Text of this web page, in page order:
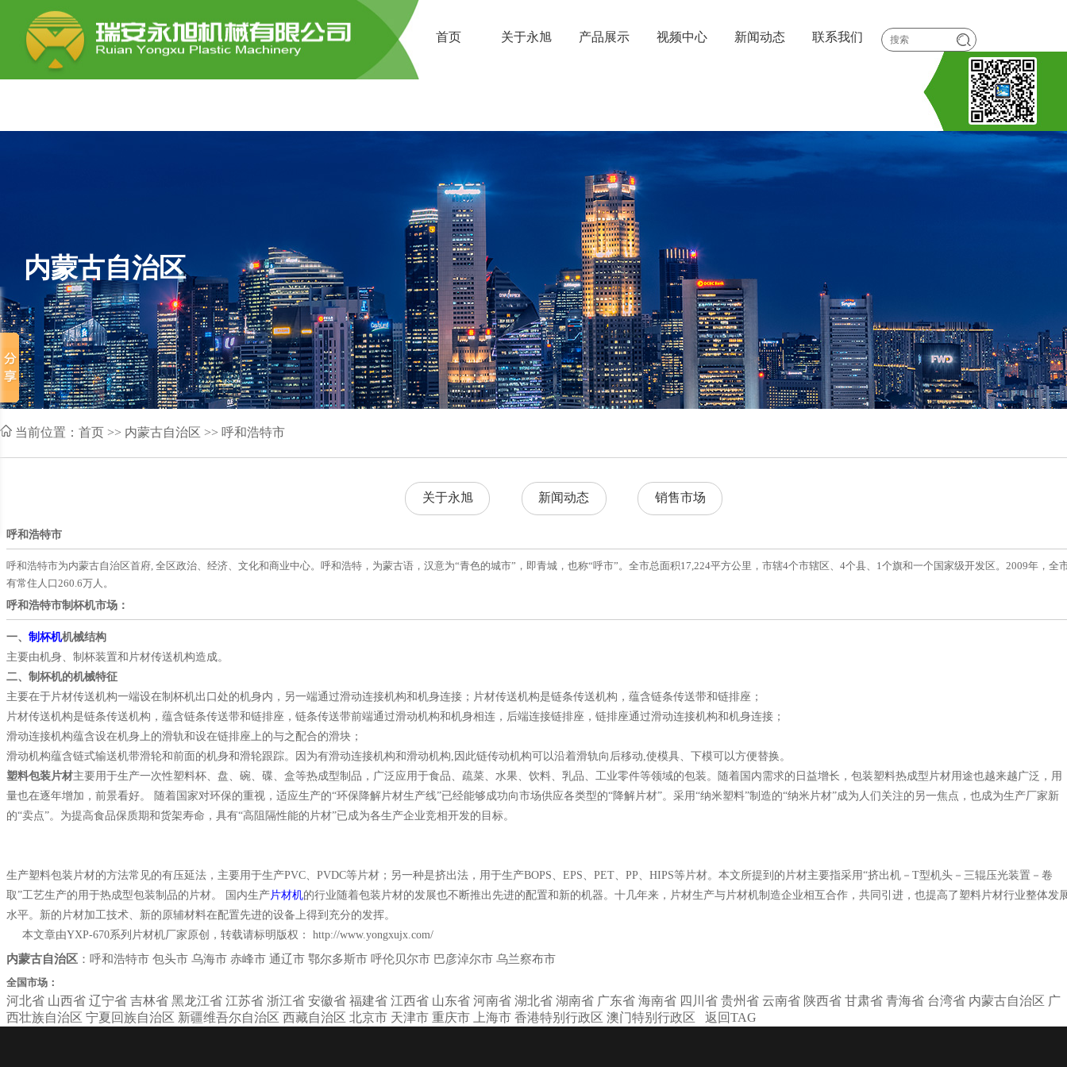
首页 关于永旭 产品展示 视频中心 新闻动态 联系我们
内蒙古自治区
当前位置： 首页 >> 内蒙古自治区 >> 呼和浩特市
关于永旭 新闻动态 销售市场
呼和浩特市
呼和浩特市为内蒙古自治区首府, 全区政治、经济、文化和商业中心。呼和浩特，为蒙古语，汉意为“青色的城市”，即青城，也称“呼市”。全市总面积17,224平方公里，市辖4个市辖区、4个县、1个旗和一个国家级开发区。2009年，全
有常住人口260.6万人。
呼和浩特市制杯机市场：
一、 制杯机机械结构
主要由机身、制杯装置和片材传送机构造成。
二、制杯机的机械特征
主要在于片材传送机构一端设在制杯机出口处的机身内，另一端通过滑动连接机构和机身连接；片材传送机构是链条传送机构，蕴含链条传送带和链排座；
片材传送机构是链条传送机构，蕴含链条传送带和链排座，链条传送带前端通过滑动机构和机身相连，后端连接链排座，链排座通过滑动连接机构和机身连接；
滑动连接机构蕴含设在机身上的滑轨和设在链排座上的与之配合的滑块；
滑动机构蕴含链式输送机带滑轮和前面的机身和滑轮跟踪。因为有滑动连接机构和滑动机构,因此链传动机构可以沿着滑轨向后移动,使模具、下模可以方便替换。
塑料包装片材主要用于生产一次性塑料杯、盘、碗、碟、盒等热成型制品，广泛应用于食品、疏菜、水果、饮料、乳品、工业零件等领域的包装。随着国内需求的日益增长，包装塑料热成型片材用途也越来越广泛，用
量也在逐年增加，前景看好。 随着国家对环保的重视，适应生产的“环保降解片材生产线”已经能够成功向市场供应各类型的“降解片材”。采用“纳米塑料”制造的“纳米片材”成为人们关注的另一焦点，也成为生产厂家新
的“卖点”。为提高食品保质期和货架寿命，具有“高阻隔性能的片材”已成为各生产企业竞相开发的目标。
生产塑料包装片材的方法常见的有压延法，主要用于生产PVC、PVDC等片材；另一种是挤出法，用于生产BOPS、EPS、PET、PP、HIPS等片材。本文所提到的片材主要指采用“挤出机－T型机头－三辊压光装置－卷
取”工艺生产的用于热成型包装制品的片材。 国内生产片材机的行业随着包装片材的发展也不断推出先进的配置和新的机器。十几年来，片材生产与片材机制造企业相互合作，共同引进，也提高了塑料片材行业整体发
水平。新的片材加工技术、新的原辅材料在配置先进的设备上得到充分的发挥。
本文章由YXP-670系列片材机厂家原创，转载请标明版权： http://www.yongxujx.com/
内蒙古自治区 ： 呼和浩特市 包头市 乌海市 赤峰市 通辽市 鄂尔多斯市 呼伦贝尔市 巴彦淖尔市 乌兰察布市
全国市场：
河北省 山西省 辽宁省 吉林省 黑龙江省 江苏省 浙江省 安徽省 福建省 江西省 山东省 河南省 湖北省 湖南省 广东省 海南省 四川省 贵州省 云南省 陕西省 甘肃省 青海省 台湾省 内蒙古自治区 广
西壮族自治区 宁夏回族自治区 新疆维吾尔自治区 西藏自治区 北京市 天津市 重庆市 上海市 香港特别行政区 澳门特别行政区 返回TAG